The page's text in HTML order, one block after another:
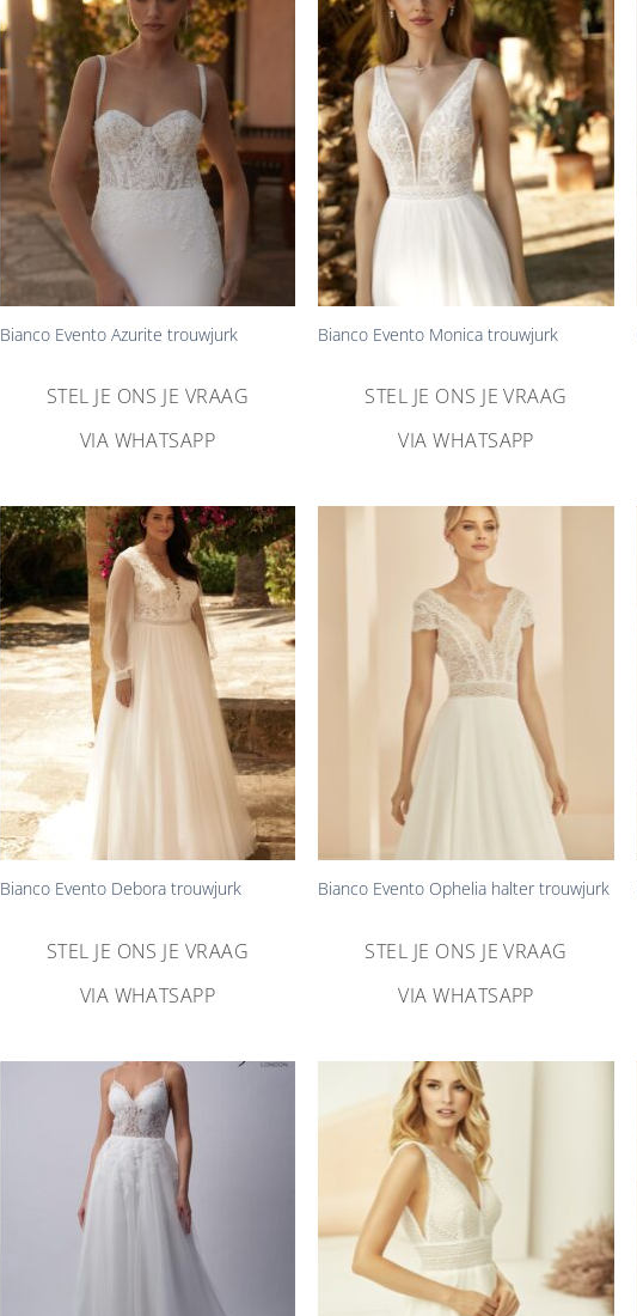
Aan
verlanglijst
toevoegen
+
Bianco Evento Azurite trouwjurk
STEL JE ONS JE VRAAG
VIA WHATSAPP
Aan
verlanglijst
toevoegen
+
Bianco Evento Monica trouwjurk
STEL JE ONS JE VRAAG
VIA WHATSAPP
Aan
verlanglijst
toevoegen
+
Bianco Evento Debora trouwjurk
STEL JE ONS JE VRAAG
VIA WHATSAPP
Bianco Evento Ophelia halter trouwjurk
STEL JE ONS JE VRAAG
VIA WHATSAPP